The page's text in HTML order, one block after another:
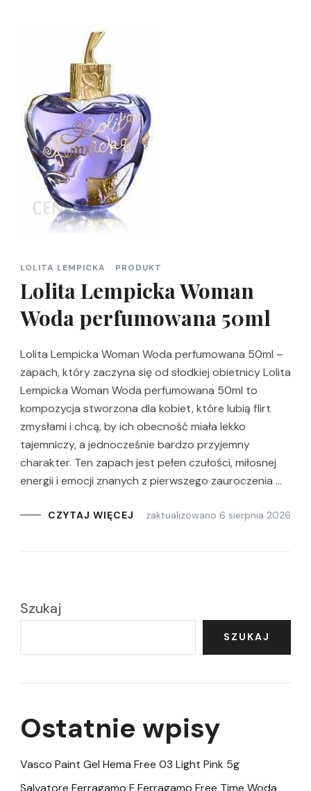
LOLITA LEMPICKA PRODUKT
Lolita Lempicka Woman
Woda perfumowana 50ml
Lolita Lempicka Woman Woda perfumowana 50ml –
zapach, który zaczyna się od słodkiej obietnicy Lolita
Lempicka Woman Woda perfumowana 50ml to
kompozycja stworzona dla kobiet, które lubią flirt
zmysłami i chcą, by ich obecność miała lekko
tajemniczy, a jednocześnie bardzo przyjemny
charakter. Ten zapach jest pełen czułości, miłosnej
energii i emocji znanych z pierwszego zauroczenia …
CZYTAJ WIĘCEJ zaktualizowano 6 sierpnia 2026
Szukaj
SZUKAJ
Ostatnie wpisy
Vasco Paint Gel Hema Free 03 Light Pink 5g
Salvatore Ferragamo F Ferragamo Free Time Woda